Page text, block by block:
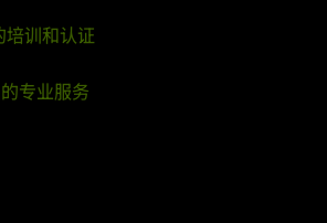
培训和认证
专业服务